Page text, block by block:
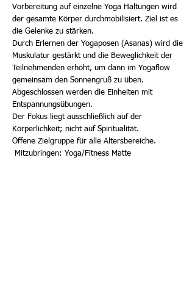
Vorbereitung auf einzelne Yoga Haltungen wird
der gesamte Körper durchmobilisiert. Ziel ist es
die Gelenke zu stärken.
Durch Erlernen der Yogaposen (Asanas) wird die
Muskulatur gestärkt und die Beweglichkeit der
Teilnehmenden erhöht, um dann im Yogaflow
gemeinsam den Sonnengruß zu üben.
Abgeschlossen werden die Einheiten mit
Entspannungsübungen.
Der Fokus liegt ausschließlich auf der
Körperlichkeit; nicht auf Spiritualität.
Offene Zielgruppe für alle Altersbereiche.
Mitzubringen: Yoga/Fitness Matte